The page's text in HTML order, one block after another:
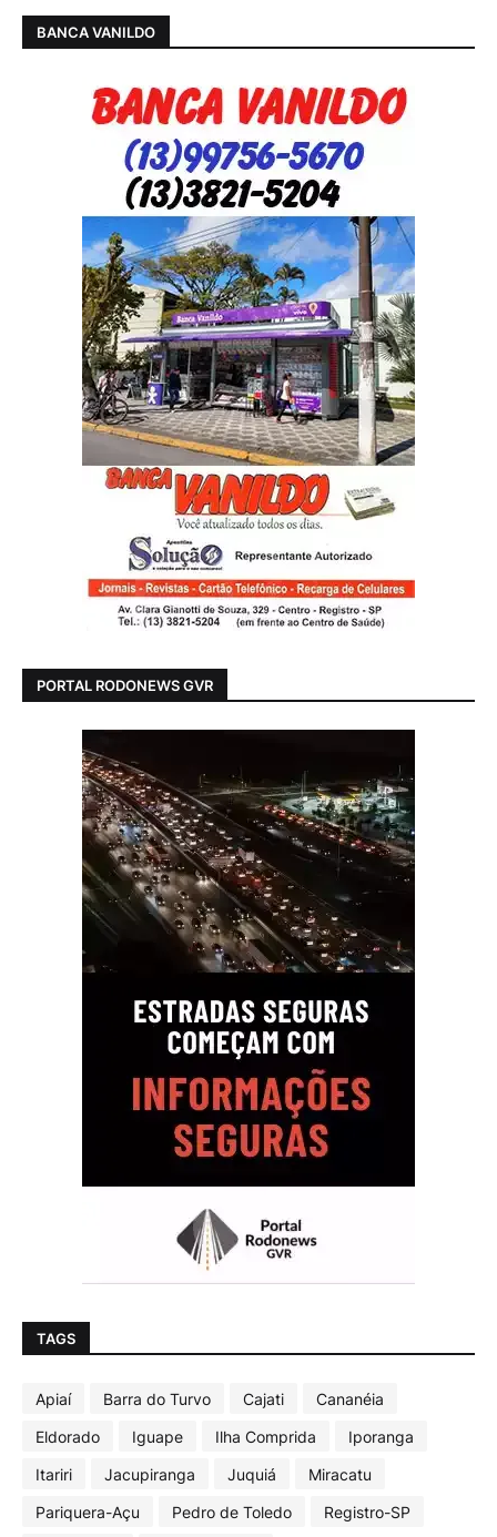
BANCA VANILDO
PORTAL RODONEWS GVR
TAGS
Apiaí Barra do Turvo Cajati
Cananéia
Eldorado
Iguape Ilha Comprida
Iporanga
Itariri
Jacupiranga Juquiá
Miracatu
Pariquera-Açu
Pedro de Toledo
Registro-SP